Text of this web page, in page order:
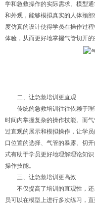
学和急救操作的实际需求。模型
和外观，能够模拟真实的人体颈
度仿真的设计使得学员在操作过
体验，从而更好地掌握气管切开的
二、让急救培训更直观
传统的急救培训往往依赖于理
时间内掌握复杂的操作技能。而
过直观的展示和模拟操作，让学
口位置的选择、气管的暴露、切
式有助于学员更好地理解理论知
操作技能。
三、让急救培训更高效
不仅提高了培训的直观性，还
员可以在模型上进行多次练习，